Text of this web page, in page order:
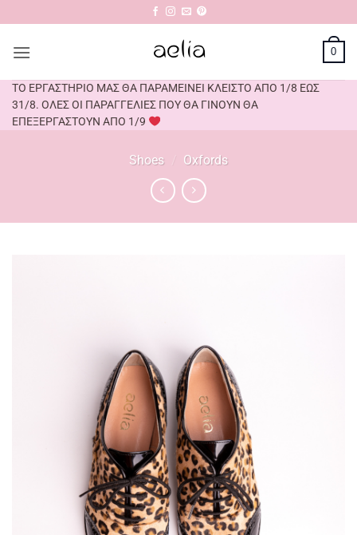
στο
περιεχόμενο
0
ΤΟ ΕΡΓΑΣΤΗΡΙΟ ΜΑΣ ΘΑ ΠΑΡΑΜΕΙΝΕΙ ΚΛΕΙΣΤΟ ΑΠΟ 1/8 ΕΩΣ
31/8. ΟΛΕΣ ΟΙ ΠΑΡΑΓΓΕΛΙΕΣ ΠΟΥ ΘΑ ΓΙΝΟΥΝ ΘΑ
ΕΠΕΞΕΡΓΑΣΤΟΥΝ ΑΠΟ 1/9
Shoes Oxfords